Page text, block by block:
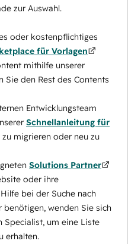
zur Auswahl.
oder kostenpflichtiges
für Vorlagen
mithilfe unserer
Sie den Rest des Contents
Entwicklungsteam
Schnellanleitung für
zu migrieren oder neu zu
Solutions Partner
oder ihre
bei der Suche nach
wenden Sie sich
Specialist, um eine Liste
erhalten.